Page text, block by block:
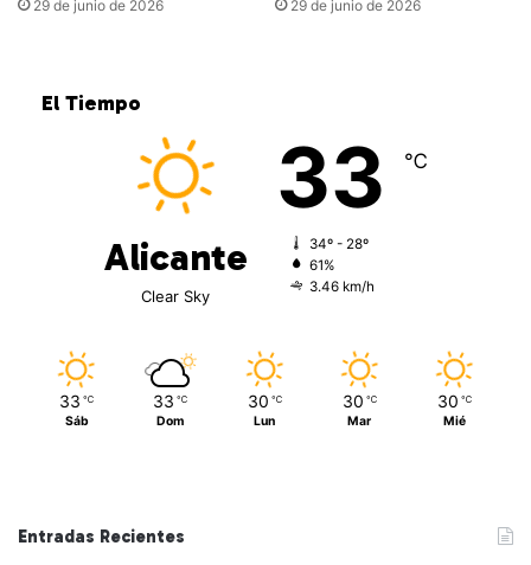
29 de junio de 2026 29 de junio de 2026
El Tiempo
Alicante
Clear Sky
33 ℃
34º - 28º
61%
3.46 km/h
33 ℃
Sáb
33 ℃
Dom
30 ℃
Lun
30 ℃
Mar
30 ℃
Mié
Entradas Recientes